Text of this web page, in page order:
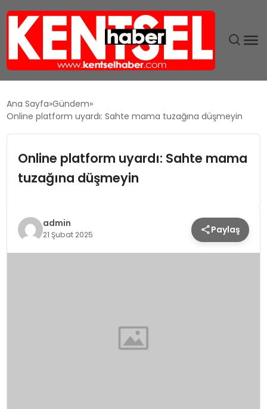
EKONOMI
TEKNOLOJI
MAGAZIN
Ana Sayfa Gündem
Online platform uyardı: Sahte mama tuzağına düşmeyin
Online platform uyardı: Sahte mama
tuzağına düşmeyin
admin
21 Şubat 2025 Paylaş